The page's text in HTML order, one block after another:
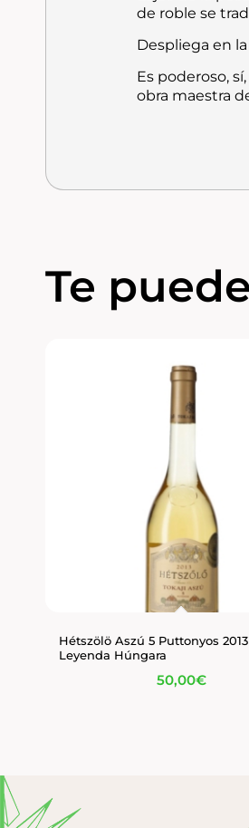
de roble se
Despliega en
Es poderoso,
obra maestra
Te
Hétszölö Aszú 5 Puttonyos
Leyenda Húngara
50,00€